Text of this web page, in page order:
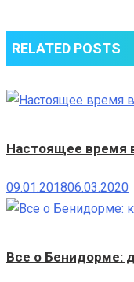
RELATED POSTS
Настоящее время
09.01.201806.03.2020
Все о Бенидорме: